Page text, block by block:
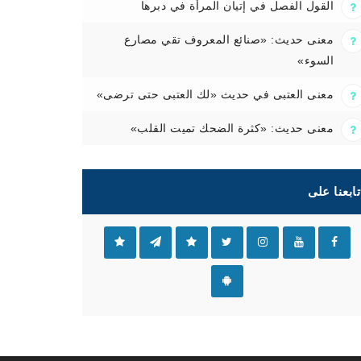
القول الفصل في إتيان المرأة في دبرها
معنى حديث: «صنائع المعروف تقي مصارع
السوء»
معنى العتبى في حديث «لك العتبى حتى ترضى»
معنى حديث: «كثرة الضحك تميت القلب»
تابعنا على